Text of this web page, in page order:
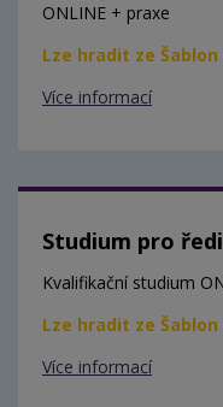
ONLINE + praxe
Lze hradit ze Šablon
Více informací
Studium pro
Kvalifikační studium
Lze hradit ze Šablon
Více informací